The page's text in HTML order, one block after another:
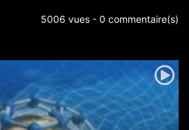
5006 vues - 0 commentaire(s)